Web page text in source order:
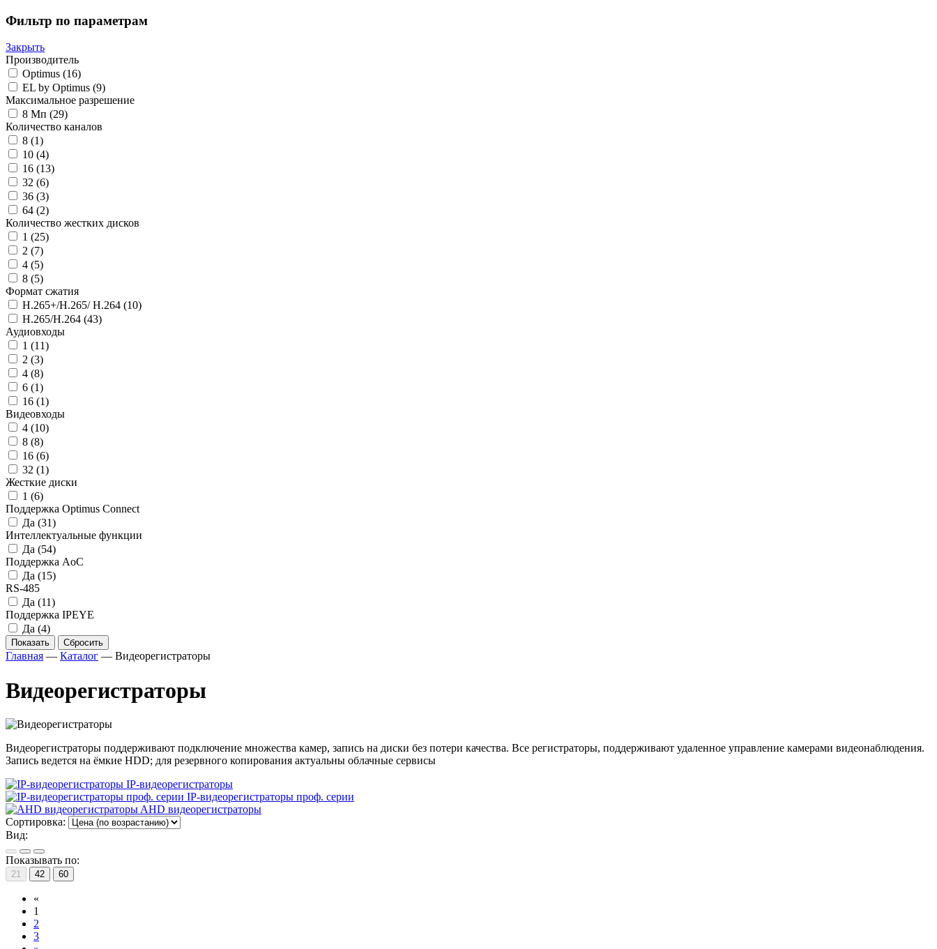
Фильтр по параметрам
Закрыть
Производитель
Optimus (16)
EL by Optimus (9)
Максимальное разрешение
8 Мп (29)
Количество каналов
8 (1)
10 (4)
16 (13)
32 (6)
36 (3)
64 (2)
Количество жестких дисков
1 (25)
2 (7)
4 (5)
8 (5)
Формат сжатия
H.265+/H.265/ H.264 (10)
H.265/H.264 (43)
Аудиовходы
1 (11)
2 (3)
4 (8)
6 (1)
16 (1)
Видеовходы
4 (10)
8 (8)
16 (6)
32 (1)
Жесткие диски
1 (6)
Поддержка Optimus Connect
Да (31)
Интеллектуальные функции
Да (54)
Поддержка AoC
Да (15)
RS-485
Да (11)
Поддержка IPEYE
Да (4)
Показать Сбросить
Главная — Каталог — Видеорегистраторы
Видеорегистраторы
Видеорегистраторы поддерживают подключение множества камер, запись на диски без потери качества. Все регистраторы, поддерживают удаленное управление камерами видеонаблюдения.
Запись ведется на ёмкие HDD; для резервного копирования актуальны облачные сервисы
IP-видеорегистраторы
IP-видеорегистраторы проф. серии
AHD видеорегистраторы
Сортировка:
Вид:
Показывать по:
21 42 60
«
1
2
3